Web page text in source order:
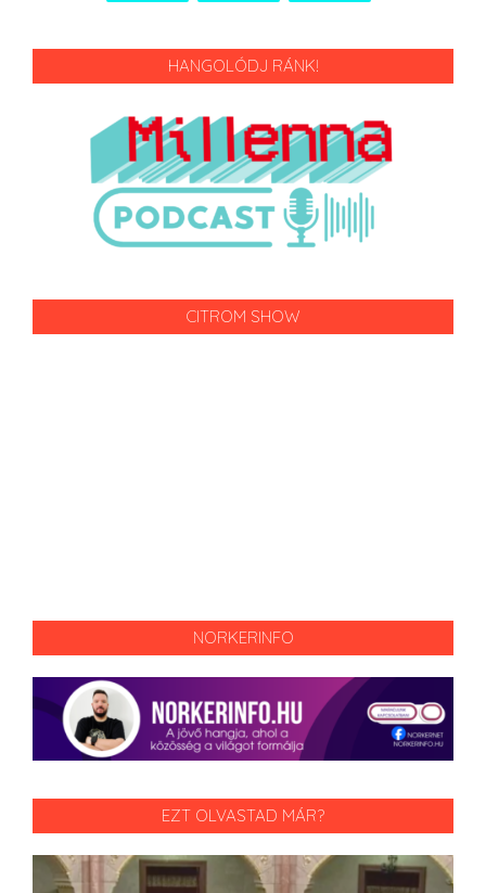
HANGOLÓDJ RÁNK!
CITROM SHOW
NORKERINFO
EZT OLVASTAD MÁR?